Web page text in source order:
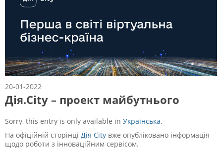
20-01-2022
Дія.City – проект майбутнього
Sorry, this entry is only available in Українська.
На офіційній сторінці Дія City вже опубліковано інформація
щодо роботи з інноваційним сервісом.